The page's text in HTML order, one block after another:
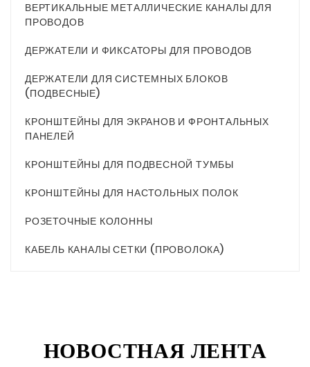
ВЕРТИКАЛЬНЫЕ МЕТАЛЛИЧЕСКИЕ КАНАЛЫ ДЛЯ
ПРОВОДОВ
ДЕРЖАТЕЛИ И ФИКСАТОРЫ ДЛЯ ПРОВОДОВ
ДЕРЖАТЕЛИ ДЛЯ СИСТЕМНЫХ БЛОКОВ
(ПОДВЕСНЫЕ)
КРОНШТЕЙНЫ ДЛЯ ЭКРАНОВ И ФРОНТАЛЬНЫХ
ПАНЕЛЕЙ
КРОНШТЕЙНЫ ДЛЯ ПОДВЕСНОЙ ТУМБЫ
КРОНШТЕЙНЫ ДЛЯ НАСТОЛЬНЫХ ПОЛОК
РОЗЕТОЧНЫЕ КОЛОННЫ
КАБЕЛЬ КАНАЛЫ СЕТКИ (ПРОВОЛОКА)
НОВОСТНАЯ ЛЕНТА